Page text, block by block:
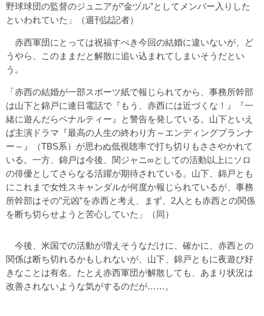
野球球団の監督のジュニアが”金ヅル”としてメンバー入りした
といわれていた」（週刊誌記者）
赤西軍団にとっては祝福すべき今回の結婚に違いないが、ど
うやら、このままだと解散に追い込まれてしまいそうだとい
う。
「赤西の結婚が一部スポーツ紙で報じられてから、事務所幹部
は山下と錦戸に連日電話で『もう、赤西には近づくな！』『一
緒に遊んだらペナルティー』と警告を発している。山下といえ
ば主演ドラマ『最高の人生の終わり方～エンディングプランナ
ー～』（TBS系）が思わぬ低視聴率で打ち切りもささやかれて
いる。一方、錦戸は今後、関ジャニ∞としての活動以上にソロ
の俳優としてさらなる活躍が期待されている。山下、錦戸とも
にこれまで女性スキャンダルが何度か報じられているが、事務
所幹部はその”元凶”を赤西と考え、まず、2人とも赤西との関係
を断ち切らせようと苦心していた」（同）
今後、米国での活動が増えそうなだけに、確かに、赤西との
関係は断ち切れるかもしれないが、山下、錦戸ともに夜遊び好
きなことは有名。たとえ赤西軍団が解散しても、あまり状況は
改善されないような気がするのだが……。